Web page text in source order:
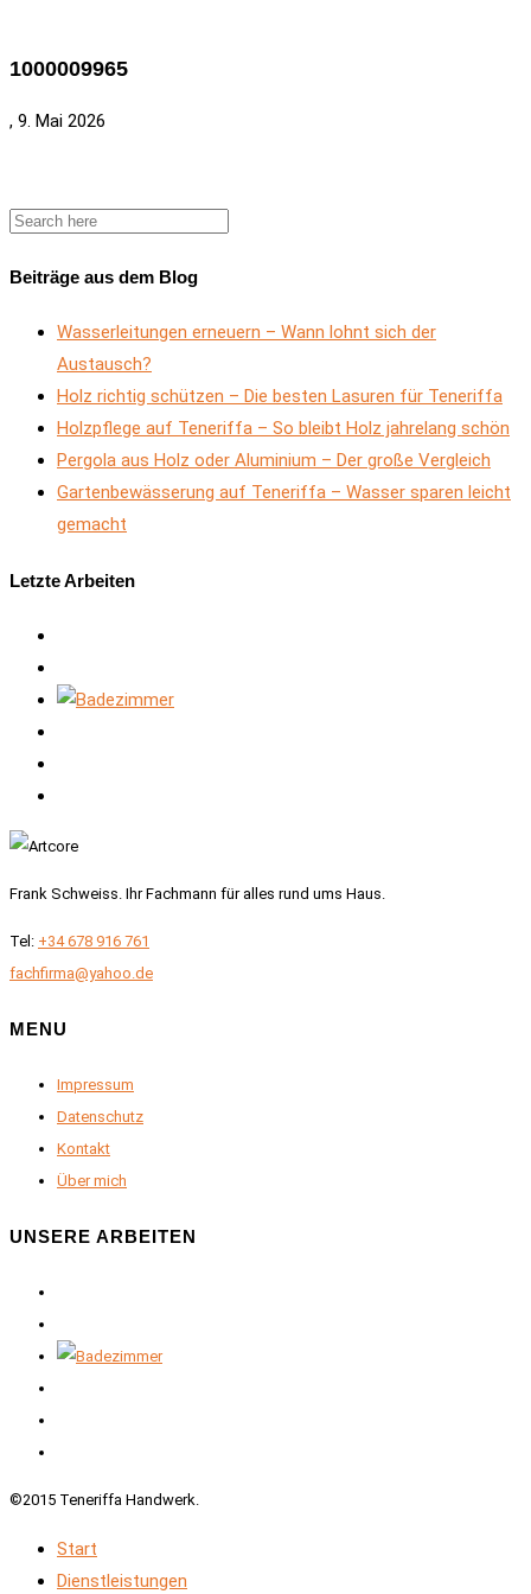
1000009965
, 9. Mai 2026
Beiträge aus dem Blog
Wasserleitungen erneuern – Wann lohnt sich der
Austausch?
Holz richtig schützen – Die besten Lasuren für Teneriffa
Holzpflege auf Teneriffa – So bleibt Holz jahrelang schön
Pergola aus Holz oder Aluminium – Der große Vergleich
Gartenbewässerung auf Teneriffa – Wasser sparen leicht
gemacht
Letzte Arbeiten
Frank Schweiss. Ihr Fachmann für alles rund ums Haus.
Tel: +34 678 916 761
fachfirma@yahoo.de
MENU
Impressum
Datenschutz
Kontakt
Über mich
UNSERE ARBEITEN
©2015 Teneriffa Handwerk.
Start
Dienstleistungen